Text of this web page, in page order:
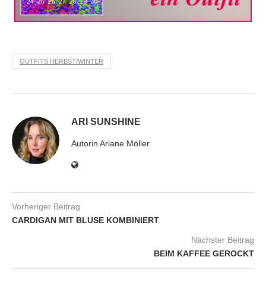
OUTFITS HERBST/WINTER
ARI SUNSHINE
Autorin Ariane Möller
Vorheriger Beitrag
CARDIGAN MIT BLUSE KOMBINIERT
Nächster Beitrag
BEIM KAFFEE GEROCKT